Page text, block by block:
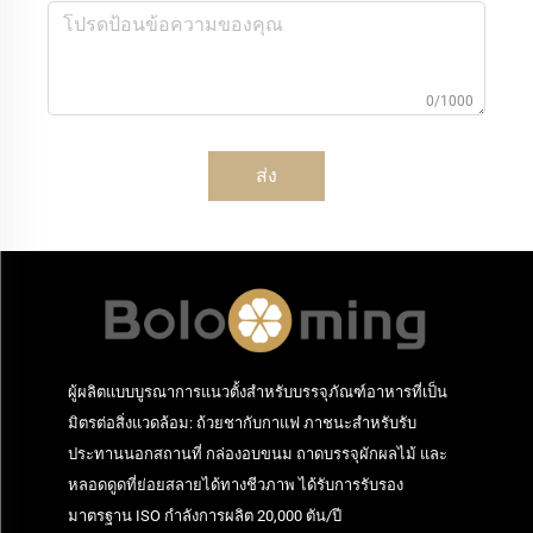
0/1000
ส่ง
ผู้ผลิตแบบบูรณาการแนวตั้งสำหรับบรรจุภัณฑ์อาหารที่เป็น
มิตรต่อสิ่งแวดล้อม: ถ้วยชากับกาแฟ ภาชนะสำหรับรับ
ประทานนอกสถานที่ กล่องอบขนม ถาดบรรจุผักผลไม้ และ
หลอดดูดที่ย่อยสลายได้ทางชีวภาพ ได้รับการรับรอง
มาตรฐาน ISO กำลังการผลิต 20,000 ตัน/ปี